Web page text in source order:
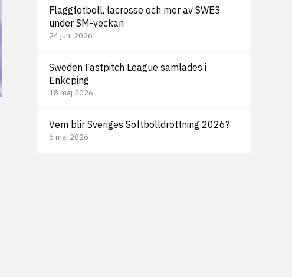
Flaggfotboll, lacrosse och mer av SWE3
under SM-veckan
24 juni 2026
Sweden Fastpitch League samlades i
Enköping
18 maj 2026
Vem blir Sveriges Softbolldrottning 2026?
6 maj 2026